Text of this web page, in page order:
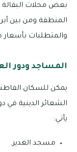
بعض محلات البقالة
المنطقة ومن بين
والمتطلبات بأسعار
المساجد ودور
يمكن للسكان
الشعائر الدينية في
يأتي:
مسجد الغدير.